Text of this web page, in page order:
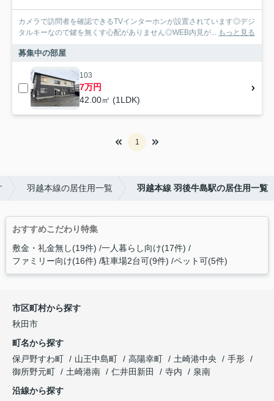
カメラで訪問者を確認できるTVインターホンが設置されています◎デジ
タルキーなので鍵を無くす心配がありません◎WEB内見が... もっと見る
募集中の部屋
103
7万円
42.00㎡ (1LDK)
1
羽越本線の居住用一覧 羽越本線 羽後牛島駅の居住用一覧
おすすめこだわり特集
敷金・礼金無し(19件) 一人暮らし向け(17件)
ファミリー向け(16件) 駐車場2台可(9件) ペット可(5件)
市区町村から探す
秋田市
町名から探す
保戸野すわ町
山王中島町 高陽幸町 土崎港中央
手形
御所野元町
土崎港南 仁井田新田 寺内
泉南
沿線から探す